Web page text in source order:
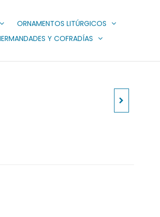
ORNAMENTOS LITÚRGICOS
Y COFRADÍAS